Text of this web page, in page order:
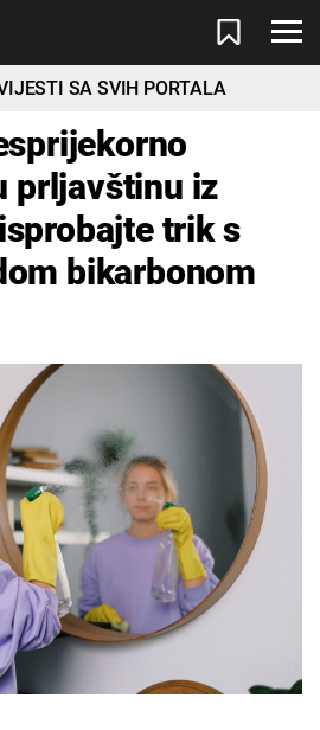
SA SVIH PORTALA
prljavštinu iz
trik s
bikarbonom